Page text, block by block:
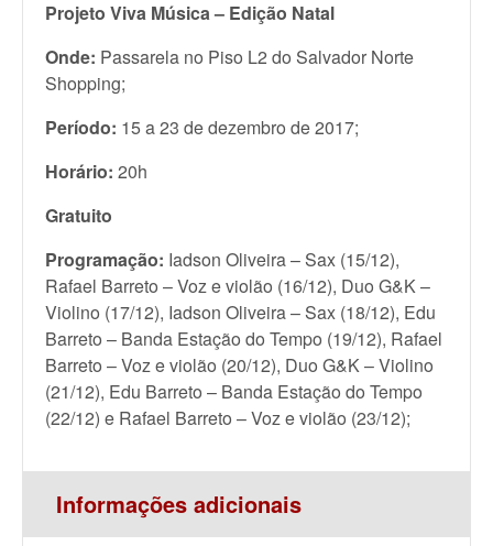
Projeto Viva Música – Edição Natal
Onde: Passarela no Piso L2 do Salvador Norte
Shopping;
Período: 15 a 23 de dezembro de 2017;
Horário: 20h
Gratuito
Programação: Iadson Oliveira – Sax (15/12),
Rafael Barreto – Voz e violão (16/12), Duo G&K –
Violino (17/12), Iadson Oliveira – Sax (18/12), Edu
Barreto – Banda Estação do Tempo (19/12), Rafael
Barreto – Voz e violão (20/12), Duo G&K – Violino
(21/12), Edu Barreto – Banda Estação do Tempo
(22/12) e Rafael Barreto – Voz e violão (23/12);
Informações adicionais